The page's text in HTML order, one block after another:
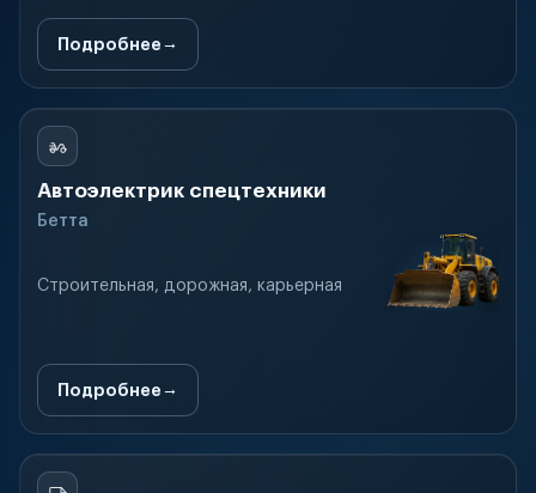
Подробнее
Автоэлектрик спецтехники
Бетта
Строительная, дорожная, карьерная
Подробнее